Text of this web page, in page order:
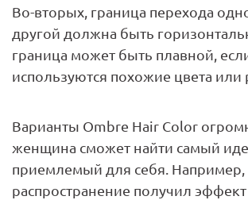
Во-вторых, граница перехода
другой должна быть
граница может быть плавной,
используются похожие цвета или
Варианты Ombre Hair Color
женщина сможет найти самый
приемлемый для себя.
распространение получил